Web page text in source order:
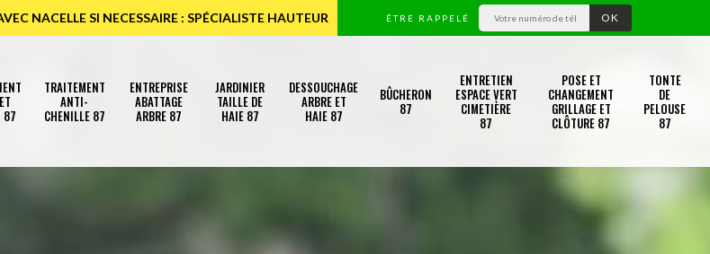
NACELLE SI NECESSAIRE : SPÉCIALISTE HAUTEUR ÊTRE RAPPELÉ
87
TRAITEMENT
ANTI-
CHENILLE 87
ENTREPRISE
ABATTAGE
ARBRE 87
JARDINIER
TAILLE DE
HAIE 87
DESSOUCHAGE
ARBRE ET
HAIE 87
BÛCHERON
87
ENTRETIEN
ESPACE VERT
CIMETIÈRE
87
POSE ET
CHANGEMENT
GRILLAGE ET
CLÔTURE 87
TONTE
DE
PELOUSE
87